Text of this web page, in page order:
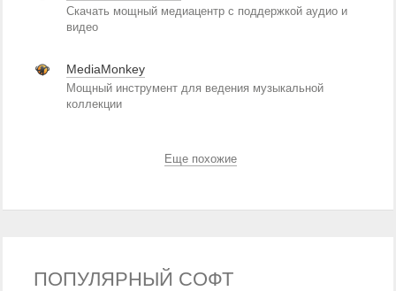
Скачать мощный медиацентр с поддержкой аудио и
видео
MediaMonkey
Мощный инструмент для ведения музыкальной
коллекции
Еще похожие
ПОПУЛЯРНЫЙ СОФТ